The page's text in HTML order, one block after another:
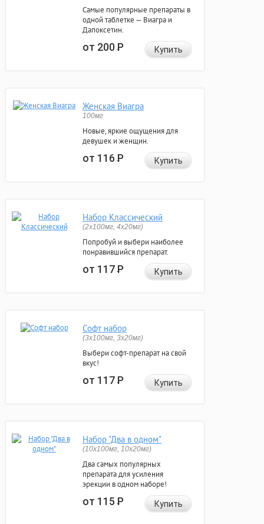
Самые популярные препараты в
одной таблетке — Виагра и
Дапоксетин.
от 200Р Купить
Женская Виагра
100мг
Новые, яркие ощущения для
девушек и женщин.
от 116Р Купить
Набор Классический
(2x100мг, 4x20мг)
Попробуй и выбери наиболее
понравившийся препарат.
от 117Р Купить
Софт набор
(3x100мг, 3x20мг)
Выбери софт-препарат на свой
вкус!
от 117Р Купить
Набор "Два в одном"
(10x100мг, 10x20мг)
Два самых популярных
препарата для усиления
эрекции в одном наборе!
от 115Р Купить